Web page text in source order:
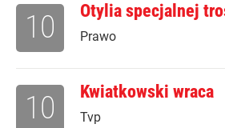
Otylia specjalnej
Prawo
10
Kwiatkowski wraca
Tvp
10